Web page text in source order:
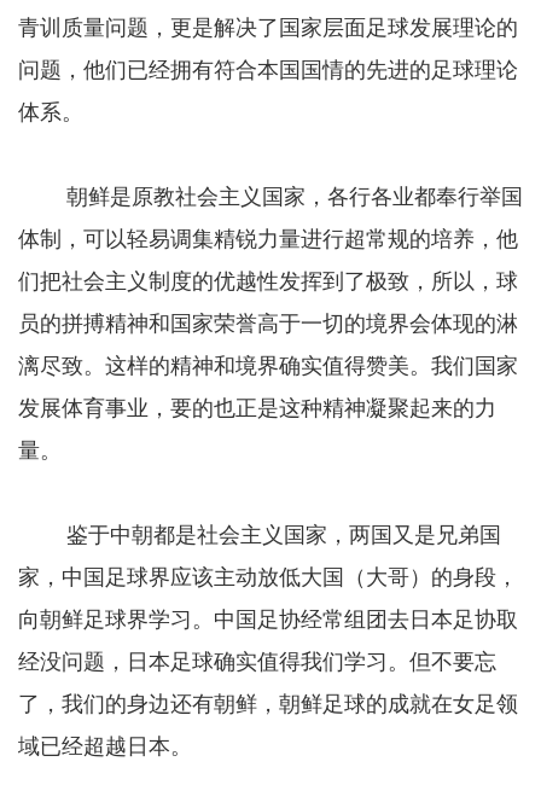
青训质量问题，更是解决了国家层面足球发展理论的
问题，他们已经拥有符合本国国情的先进的足球理论
体系。
朝鲜是原教社会主义国家，各行各业都奉行举国
体制，可以轻易调集精锐力量进行超常规的培养，他
们把社会主义制度的优越性发挥到了极致，所以，球
员的拼搏精神和国家荣誉高于一切的境界会体现的淋
漓尽致。这样的精神和境界确实值得赞美。我们国家
发展体育事业，要的也正是这种精神凝聚起来的力
量。
鉴于中朝都是社会主义国家，两国又是兄弟国
家，中国足球界应该主动放低大国（大哥）的身段，
向朝鲜足球界学习。中国足协经常组团去日本足协取
经没问题，日本足球确实值得我们学习。但不要忘
了，我们的身边还有朝鲜，朝鲜足球的成就在女足领
域已经超越日本。